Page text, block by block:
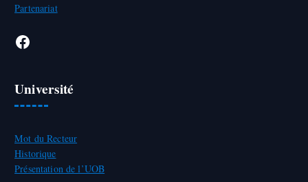
Partenariat
Université
Mot du Recteur
Historique
Présentation de l’UOB